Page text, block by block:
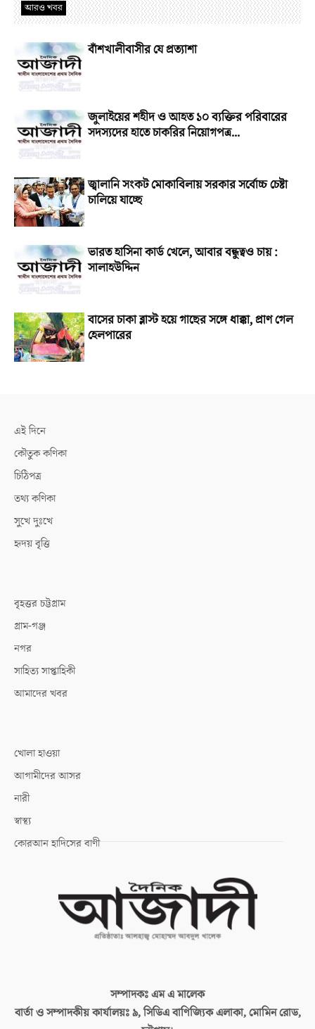
আরও খবর
বাঁশখালীবাসীর যে প্রত্যাশা
জুলাইয়ের শহীদ ও আহত ১০ ব্যক্তির পরিবারের
সদস্যদের হাতে চাকরির নিয়োগপত্র...
জ্বালানি সংকট মোকাবিলায় সরকার সর্বোচ্চ চেষ্টা
চালিয়ে যাচ্ছে
ভারত হাসিনা কার্ড খেলে, আবার বন্ধুত্বও চায় :
সালাহউদ্দিন
বাসের চাকা ব্লাস্ট হয়ে গাছের সঙ্গে ধাক্কা, প্রাণ গেল
হেলপারের
এই দিনে
কৌতুক কণিকা
চিঠিপত্র
তথ্য কণিকা
সুখে দুঃখে
হৃদয় বৃত্তি
বৃহত্তর চট্টগ্রাম
গ্রাম-গঞ্জ
নগর
সাহিত্য সাপ্তাহিকী
আমাদের খবর
খোলা হাওয়া
আগামীদের আসর
নারী
স্বাস্থ্য
কোরআন হাদিসের বাণী
সম্পাদকঃএম এ মালেক
বার্তা ও সম্পাদকীয় কার্যালয়ঃ৯, সিডিএ বাণিজ্যিক এলাকা, মোমিন রোড,